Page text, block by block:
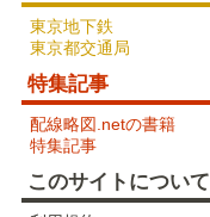
東京地下鉄
東京都交通局
特集記事
配線略図.netの書籍
特集記事
このサイトについて